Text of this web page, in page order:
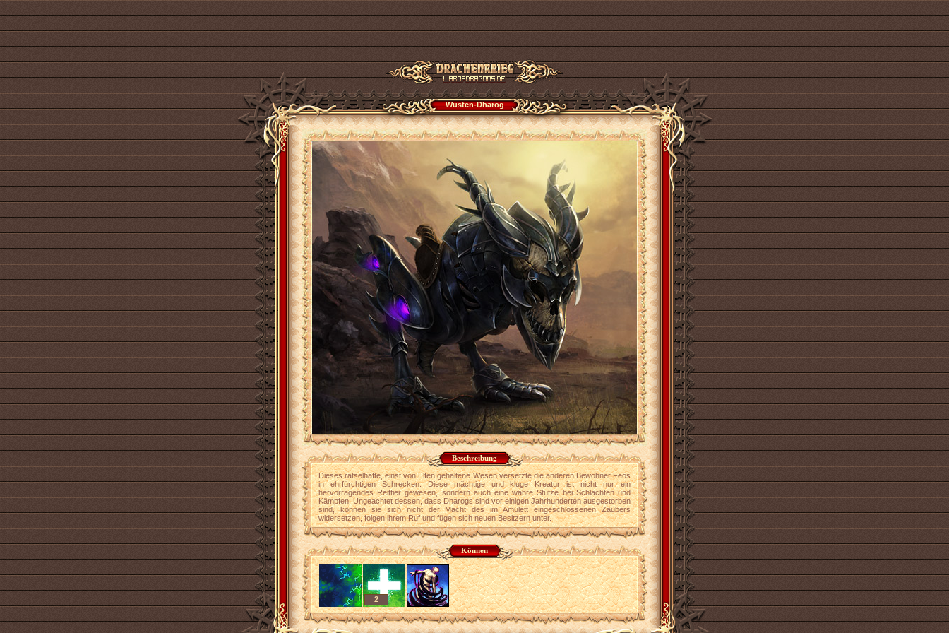
Wüsten-Dharog
Beschreibung
Dieses rätselhafte, einst von Elfen gehaltene Wesen versetzte die anderen Bewohner Feos
in ehrfürchtigen Schrecken. Diese mächtige und kluge Kreatur ist nicht nur ein
hervorragendes Reittier gewesen, sondern auch eine wahre Stütze bei Schlachten und
Kämpfen. Ungeachtet dessen, dass Dharogs sind vor einigen Jahrhunderten ausgestorben
sind, können sie sich nicht der Macht des im Amulett eingeschlossenen Zaubers
widersetzen, folgen ihrem Ruf und fügen sich neuen Besitzern unter.
Können
2